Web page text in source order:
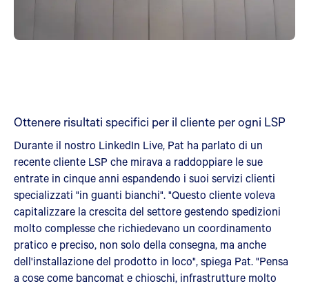
Ottenere risultati specifici per il cliente per ogni LSP
Durante il nostro LinkedIn Live, Pat ha parlato di un
recente cliente LSP che mirava a raddoppiare le sue
entrate in cinque anni espandendo i suoi servizi clienti
specializzati "in guanti bianchi". "Questo cliente voleva
capitalizzare la crescita del settore gestendo spedizioni
molto complesse che richiedevano un coordinamento
pratico e preciso, non solo della consegna, ma anche
dell'installazione del prodotto in loco", spiega Pat. "Pensa
a cose come bancomat e chioschi, infrastrutture molto